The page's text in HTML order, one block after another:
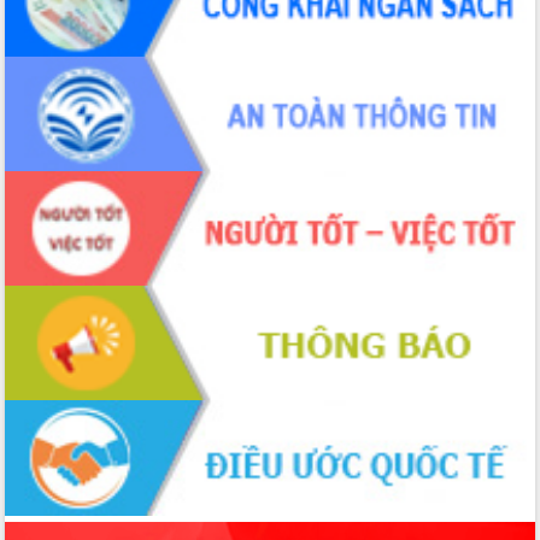
tiến đầu tư tỉnh
Ngành cá ngừ Đắk Lắk chủ động thích
ứng để giữ vững thị trường xuất khẩu
Diễn đàn Kinh tế tư nhân Việt Nam đột
phá cơ chế - Hợp tác công tư
Đề án 06 tạo bước ngoặt đột phá trong
cải cách hành chính tỉnh Đắk Lắk
Kết nối tour, đẩy mạnh chuyển đổi số
để phát triển du lịch Đắk Lắk
Khởi động Dự án Đầu tư xây dựng hạ
tầng kỹ thuật Cụm công nghiệp Tân
Gặp mặt các cơ quan báo chí nhân Kỷ
niệm 101 năm Ngày Báo chí Cách
mạng Việt Nam
Đắk Lắk sơ kết 4 năm triển khai thực
hiện Đề án 06 của Chính phủ
Họp báo thông tin về Hội nghị Công bố
Quy hoạch và Xúc tiến đầu tư tỉnh Đắk
Lắk